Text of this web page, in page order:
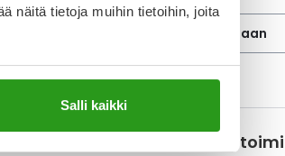
näitä tietoja muihin tietoihin, joita
Salli kaikki
Lisää tuote muistuttajaan
lisää muistuttajasta
korvattavuus ja reseptin